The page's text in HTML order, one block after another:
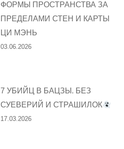
ФОРМЫ ПРОСТРАНСТВА ЗА
ПРЕДЕЛАМИ СТЕН И КАРТЫ
ЦИ МЭНЬ
03.06.2026
7 УБИЙЦ В БАЦЗЫ. БЕЗ
СУЕВЕРИЙ И СТРАШИЛОК
17.03.2026